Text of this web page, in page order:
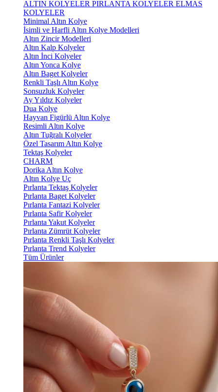
ALTIN KOLYELER PIRLANTA KOLYELER ELMAS
KOLYELER
Minimal Altın Kolye
İsimli ve Harfli Altın Kolye Modelleri
Altın Zincir Modelleri
Altın Kalp Kolyeler
Altın İnci Kolyeler
Altın Yonca Kolye
Altın Baget Kolyeler
Renkli Taşlı Altın Kolye
Sonsuzluk Kolyeler
Ay Yıldız Kolyeler
Dua Kolye
Hayvan Figürlü Altın Kolye
Resimli Altın Kolye
Altın Tuğralı Kolyeler
Özel Tasarım Altın Kolye
Tektaş Kolyeler
CHARM
Dorika Altın Kolye
Altın Kolye Uç
Pırlanta Tektaş Kolyeler
Pırlanta Baget Kolyeler
Pırlanta Fantazi Kolyeler
Pırlanta Safir Kolyeler
Pırlanta Yakut Kolyeler
Pırlanta Zümrüt Kolyeler
Pırlanta Renkli Taşlı Kolyeler
Pırlanta Trend Kolyeler
Tüm Ürünler